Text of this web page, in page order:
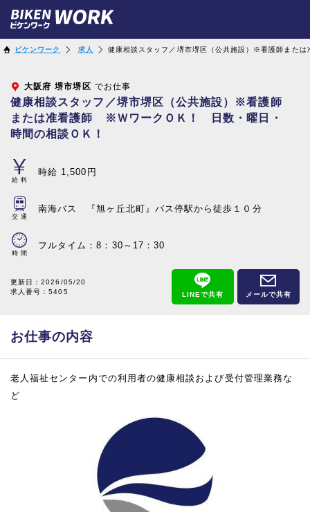
ビケンワーク 求人 健康相談スタッフ／堺市堺区（公共施設）※看護師ま
大阪府 堺市堺区 でお仕事
健康相談スタッフ／堺市堺区（公共施設）※看護師
または准看護師 ※ＷワークＯＫ！ 日数・曜日・
時間の相談ＯＫ！
給料
時給 1,500円
交通
南海バス 『旭ヶ丘北町』バス停駅から徒歩１０分
時間
フルタイム：8：30～17：30
更新日：2026/05/20
求人番号：5405
LINEで共有 メールで共有
お仕事の内容
老人福祉センター内での利用者の健康相談および受付管理業務な
ど